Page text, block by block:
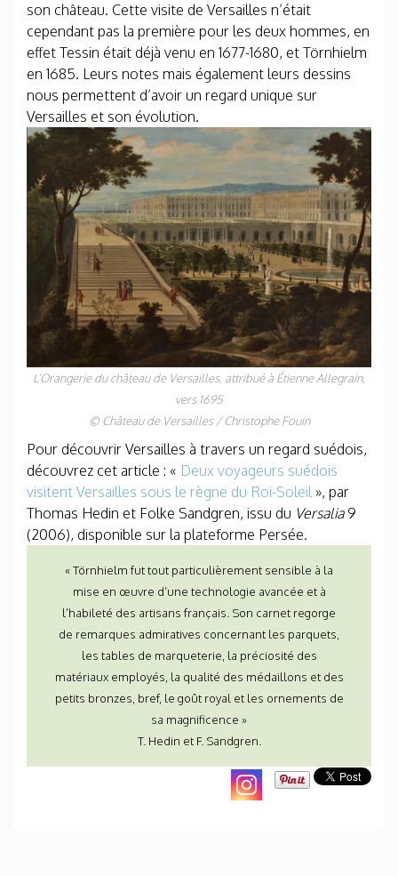
son château. Cette visite de Versailles n’était
cependant pas la première pour les deux hommes, en
effet Tessin était déjà venu en 1677-1680, et Törnhielm
en 1685. Leurs notes mais également leurs dessins
nous permettent d’avoir un regard unique sur
Versailles et son évolution.
L’Orangerie du château de Versailles, attribué à Étienne Allegrain,
vers 1695
© Château de Versailles / Christophe Fouin
Pour découvrir Versailles à travers un regard suédois,
découvrez cet article : « Deux voyageurs suédois
visitent Versailles sous le règne du Roi-Soleil», par
Thomas Hedin et Folke Sandgren, issu du Versalia9
(2006), disponible sur la plateforme Persée.
« Törnhielm fut tout particulièrement sensible à la
mise en œuvre d’une technologie avancée et à
l’habileté des artisans français. Son carnet regorge
de remarques admiratives concernant les parquets,
les tables de marqueterie, la préciosité des
matériaux employés, la qualité des médaillons et des
petits bronzes, bref, le goût royal et les ornements de
sa magnificence »
T. Hedin et F. Sandgren.